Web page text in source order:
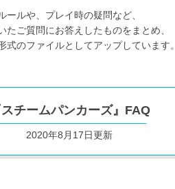
ールや、プレイ時の疑問など、
たご質問にお答えしたものをまとめ、
式のファイルとしてアップしています。
スチームパンカーズ』FAQ
2020年8月17日更新